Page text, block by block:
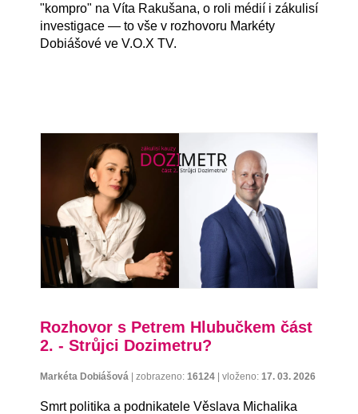
"kompro" na Víta Rakušana, o roli médií i zákulisí
investigace — to vše v rozhovoru Markéty
Dobiášové ve V.O.X TV.
Rozhovor s Petrem Hlubučkem část
2. - Strůjci Dozimetru?
Markéta Dobiášová | zobrazeno: 16124 | vloženo: 17. 03. 2026
Smrt politika a podnikatele Věslava Michalika